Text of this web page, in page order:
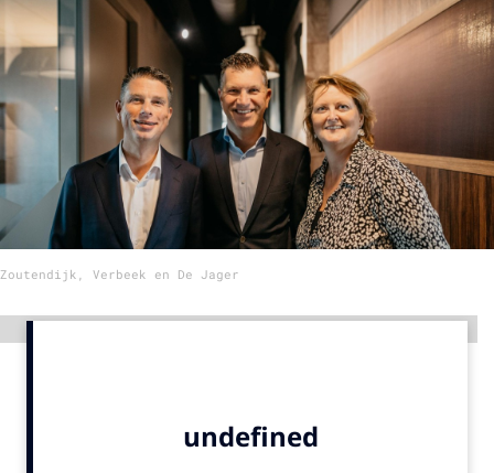
Menu
Home
9 sept: GenAI-training
12 nov: MarketingLive!
Adverteren
Events
Academy
Zoutendijk, Verbeek en De Jager